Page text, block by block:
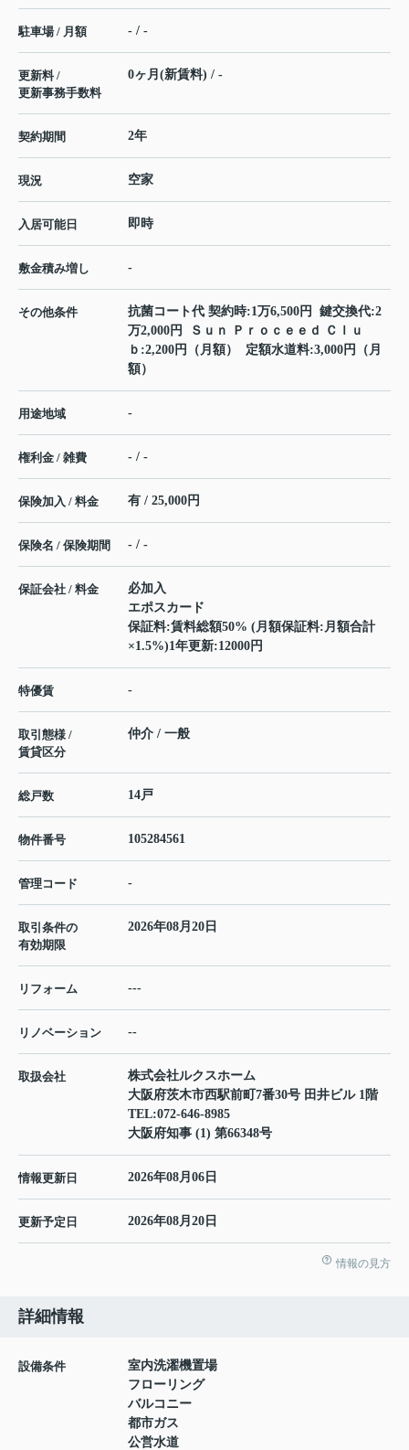
駐車場 / 月額 - / -
更新料 /
更新事務手数料
0ヶ月(新賃料) / -
契約期間 2年
現況 空家
入居可能日 即時
敷金積み増し -
その他条件
抗菌コート代 契約時:1万6,500円 鍵交換代:2
万2,000円 Ｓｕｎ Ｐｒｏｃｅｅｄ Ｃｌｕ
ｂ:2,200円（月額） 定額水道料:3,000円（月
額）
用途地域 -
権利金 / 雑費 - / -
保険加入 / 料金 有 / 25,000円
保険名 / 保険期間 - / -
保証会社 / 料金
必加入
エポスカード
保証料:賃料総額50% (月額保証料:月額合計
×1.5%)1年更新:12000円
特優賃 -
取引態様 /
賃貸区分
仲介 / 一般
総戸数 14戸
物件番号 105284561
管理コード -
取引条件の
有効期限
2026年08月20日
リフォーム ---
リノベーション --
取扱会社
株式会社ルクスホーム
大阪府茨木市西駅前町7番30号 田井ビル 1階
TEL:072-646-8985
大阪府知事 (1) 第66348号
情報更新日 2026年08月06日
更新予定日 2026年08月20日
情報の見方
詳細情報
設備条件
室内洗濯機置場
フローリング
バルコニー
都市ガス
公営水道